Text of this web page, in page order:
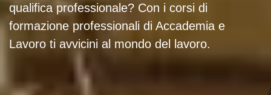
qualifica professionale? Con i corsi di
formazione professionali di Accademia e
Lavoro ti avvicini al mondo del lavoro.